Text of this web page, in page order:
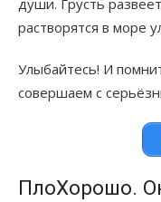
души. Грусть
растворятся в море
Улыбайтесь! И
совершаем с
ПлоХорошо.